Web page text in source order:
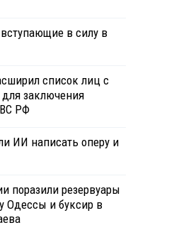
в силу в
список лиц с
заключения
РФ
ИИ написать оперу и
поразили резервуары
Одессы и буксир в